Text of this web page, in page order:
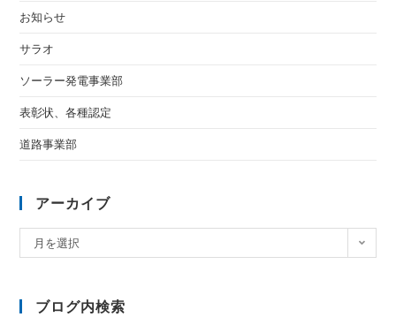
お知らせ
サラオ
ソーラー発電事業部
表彰状、各種認定
道路事業部
アーカイブ
月を選択
ブログ内検索